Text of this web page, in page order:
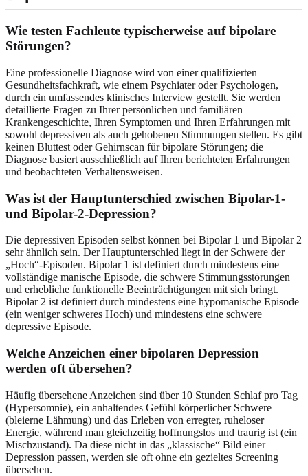
Wie testen Fachleute typischerweise auf bipolare
Störungen?
Eine professionelle Diagnose wird von einer qualifizierten
Gesundheitsfachkraft, wie einem Psychiater oder Psychologen,
durch ein umfassendes klinisches Interview gestellt. Sie werden
detaillierte Fragen zu Ihrer persönlichen und familiären
Krankengeschichte, Ihren Symptomen und Ihren Erfahrungen mit
sowohl depressiven als auch gehobenen Stimmungen stellen. Es gibt
keinen Bluttest oder Gehirnscan für bipolare Störungen; die
Diagnose basiert ausschließlich auf Ihren berichteten Erfahrungen
und beobachteten Verhaltensweisen.
Was ist der Hauptunterschied zwischen Bipolar-1-
und Bipolar-2-Depression?
Die depressiven Episoden selbst können bei Bipolar 1 und Bipolar 2
sehr ähnlich sein. Der Hauptunterschied liegt in der Schwere der
„Hoch“-Episoden. Bipolar 1 ist definiert durch mindestens eine
vollständige manische Episode, die schwere Stimmungsstörungen
und erhebliche funktionelle Beeinträchtigungen mit sich bringt.
Bipolar 2 ist definiert durch mindestens eine hypomanische Episode
(ein weniger schweres Hoch) und mindestens eine schwere
depressive Episode.
Welche Anzeichen einer bipolaren Depression
werden oft übersehen?
Häufig übersehene Anzeichen sind über 10 Stunden Schlaf pro Tag
(Hypersomnie), ein anhaltendes Gefühl körperlicher Schwere
(bleierne Lähmung) und das Erleben von erregter, ruheloser
Energie, während man gleichzeitig hoffnungslos und traurig ist (ein
Mischzustand). Da diese nicht in das „klassische“ Bild einer
Depression passen, werden sie oft ohne ein gezieltes Screening
übersehen.